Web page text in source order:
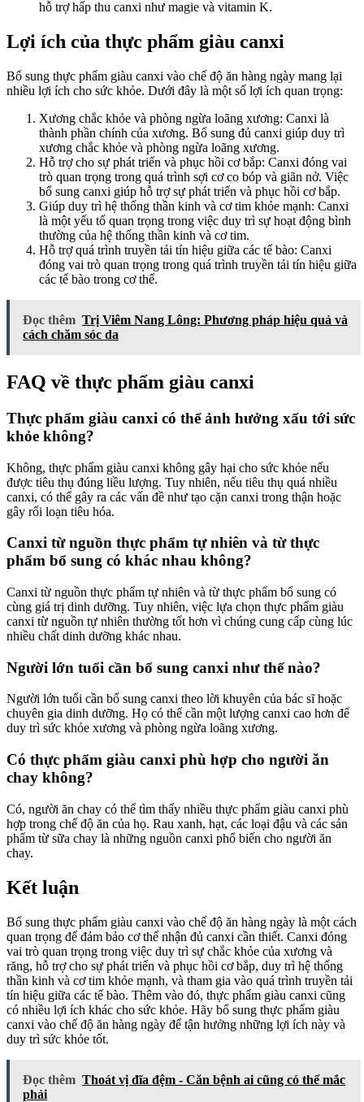
hỗ trợ hấp thu canxi như magie và vitamin K.
Lợi ích của thực phẩm giàu canxi
Bổ sung thực phẩm giàu canxi vào chế độ ăn hàng ngày mang lại
nhiều lợi ích cho sức khỏe. Dưới đây là một số lợi ích quan trọng:
Xương chắc khỏe và phòng ngừa loãng xương: Canxi là
thành phần chính của xương. Bổ sung đủ canxi giúp duy trì
xương chắc khỏe và phòng ngừa loãng xương.
Hỗ trợ cho sự phát triển và phục hồi cơ bắp: Canxi đóng vai
trò quan trọng trong quá trình sợi cơ co bóp và giãn nở. Việc
bổ sung canxi giúp hỗ trợ sự phát triển và phục hồi cơ bắp.
Giúp duy trì hệ thống thần kinh và cơ tim khỏe mạnh: Canxi
là một yếu tố quan trọng trong việc duy trì sự hoạt động bình
thường của hệ thống thần kinh và cơ tim.
Hỗ trợ quá trình truyền tải tín hiệu giữa các tế bào: Canxi
đóng vai trò quan trọng trong quá trình truyền tải tín hiệu giữa
các tế bào trong cơ thể.
Đọc thêm Trị Viêm Nang Lông: Phương pháp hiệu quả và
cách chăm sóc da
FAQ về thực phẩm giàu canxi
Thực phẩm giàu canxi có thể ảnh hưởng xấu tới sức
khỏe không?
Không, thực phẩm giàu canxi không gây hại cho sức khỏe nếu
được tiêu thụ đúng liều lượng. Tuy nhiên, nếu tiêu thụ quá nhiều
canxi, có thể gây ra các vấn đề như tạo cặn canxi trong thận hoặc
gây rối loạn tiêu hóa.
Canxi từ nguồn thực phẩm tự nhiên và từ thực
phẩm bổ sung có khác nhau không?
Canxi từ nguồn thực phẩm tự nhiên và từ thực phẩm bổ sung có
cùng giá trị dinh dưỡng. Tuy nhiên, việc lựa chọn thực phẩm giàu
canxi từ nguồn tự nhiên thường tốt hơn vì chúng cung cấp cùng lúc
nhiều chất dinh dưỡng khác nhau.
Người lớn tuổi cần bổ sung canxi như thế nào?
Người lớn tuổi cần bổ sung canxi theo lời khuyên của bác sĩ hoặc
chuyên gia dinh dưỡng. Họ có thể cần một lượng canxi cao hơn để
duy trì sức khỏe xương và phòng ngừa loãng xương.
Có thực phẩm giàu canxi phù hợp cho người ăn
chay không?
Có, người ăn chay có thể tìm thấy nhiều thực phẩm giàu canxi phù
hợp trong chế độ ăn của họ. Rau xanh, hạt, các loại đậu và các sản
phẩm từ sữa chay là những nguồn canxi phổ biến cho người ăn
chay.
Kết luận
Bổ sung thực phẩm giàu canxi vào chế độ ăn hàng ngày là một cách
quan trọng để đảm bảo cơ thể nhận đủ canxi cần thiết. Canxi đóng
vai trò quan trọng trong việc duy trì sự chắc khỏe của xương và
răng, hỗ trợ cho sự phát triển và phục hồi cơ bắp, duy trì hệ thống
thần kinh và cơ tim khỏe mạnh, và tham gia vào quá trình truyền tải
tín hiệu giữa các tế bào. Thêm vào đó, thực phẩm giàu canxi cũng
có nhiều lợi ích khác cho sức khỏe. Hãy bổ sung thực phẩm giàu
canxi vào chế độ ăn hàng ngày để tận hưởng những lợi ích này và
duy trì sức khỏe tốt.
Đọc thêm Thoát vị đĩa đệm - Căn bệnh ai cũng có thể mắc
phải